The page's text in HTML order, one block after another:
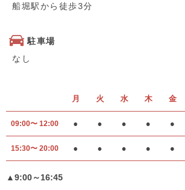
船堀駅から徒歩3分
駐車場
なし
月 火 水 木 金
09:00〜 12:00 ● ● ● ● ●
15:30〜 20:00 ● ● ● ● ●
▲9:00～16:45